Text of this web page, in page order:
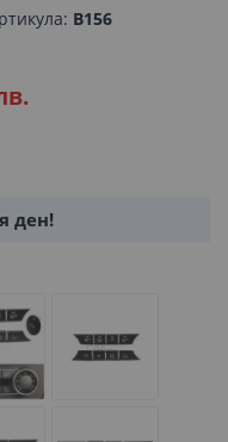
B156
ден!